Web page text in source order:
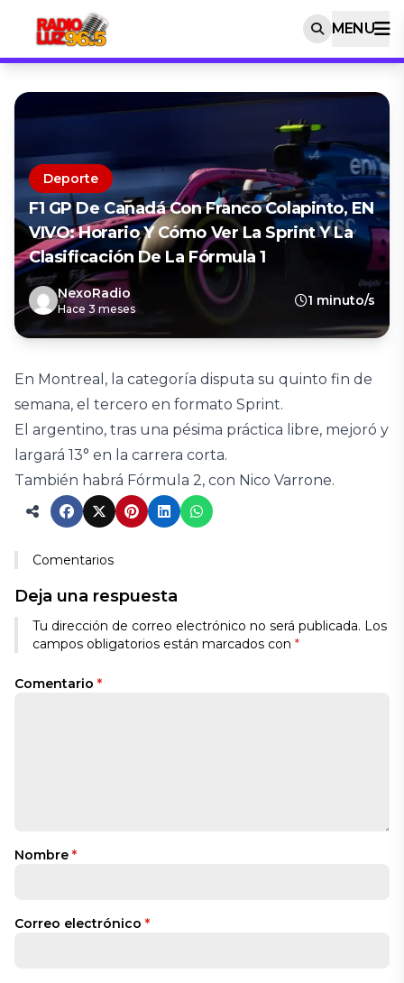
MENU
Deporte
F1 GP De Canadá Con Franco Colapinto, EN
VIVO: Horario Y Cómo Ver La Sprint Y La
Clasificación De La Fórmula 1
NexoRadio
Hace 3 meses
1 minuto/s
En Montreal, la categoría disputa su quinto fin de
semana, el tercero en formato Sprint.
El argentino, tras una pésima práctica libre, mejoró y
largará 13° en la carrera corta.
También habrá Fórmula 2, con Nico Varrone.
Comentarios
Deja una respuesta
Tu dirección de correo electrónico no será publicada. Los
campos obligatorios están marcados con *
Comentario *
Nombre *
Correo electrónico *